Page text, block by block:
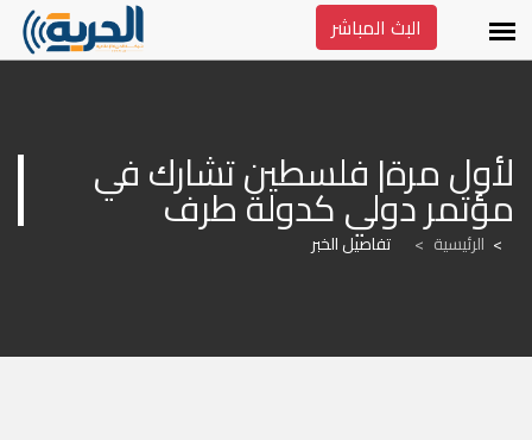
البث المباشر
مؤتمر دولي كدولة طرف
الرئيسية > تفاصيل الخبر